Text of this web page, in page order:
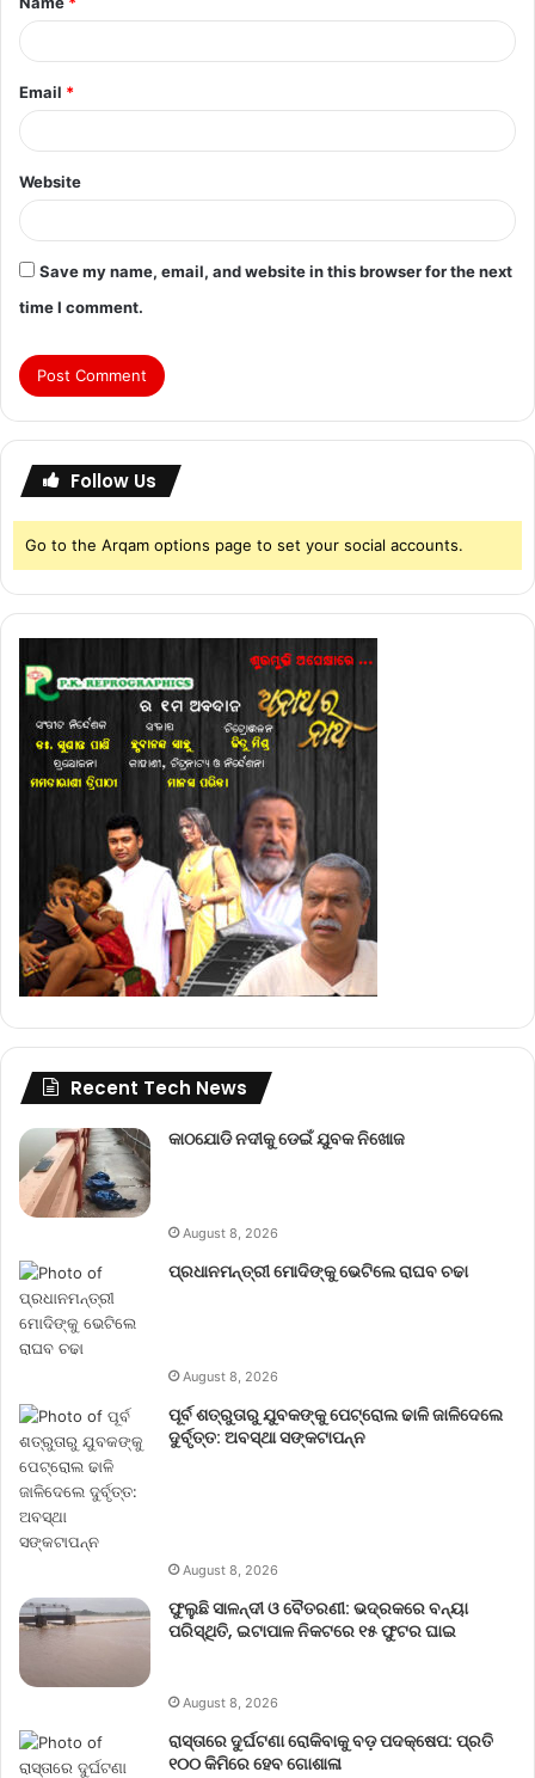
Email *
Website
Save my name, email, and website in this browser for the next
time I comment.
Follow Us
Go to the Arqam options page to set your social accounts.
Recent Tech News
କାଠଯୋଡି ନଦୀକୁ ଡେଇଁ ଯୁବକ ନିଖୋଜ
August 8, 2026
ପ୍ରଧାନମନ୍ତ୍ରୀ ମୋଦିଙ୍କୁ ଭେଟିଲେ ରାଘବ ଚଢା
August 8, 2026
ପୂର୍ବ ଶତ୍ରୁତାରୁ ଯୁବକଙ୍କୁ ପେଟ୍ରୋଲ ଢାଳି ଜାଳିଦେଲେ
ଦୁର୍ବୃତ୍ତ: ଅବସ୍ଥା ସଙ୍କଟାପନ୍ନ
August 8, 2026
ଫୁଲୁଛି ସାଳନ୍ଦୀ ଓ ବୈତରଣୀ: ଭଦ୍ରକରେ ବନ୍ୟା
ପରିସ୍ଥିତି, ଇଟାପାଳ ନିକଟରେ ୧୫ ଫୁଟର ଘାଇ
August 8, 2026
ରାସ୍ତାରେ ଦୁର୍ଘଟଣା ରୋକିବାକୁ ବଡ଼ ପଦକ୍ଷେପ: ପ୍ରତି
୧୦୦ କିମିରେ ହେବ ଗୋଶାଳା